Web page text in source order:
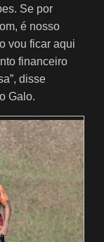
Se por
é nosso
vou ficar aqui
financeiro
disse
Galo.